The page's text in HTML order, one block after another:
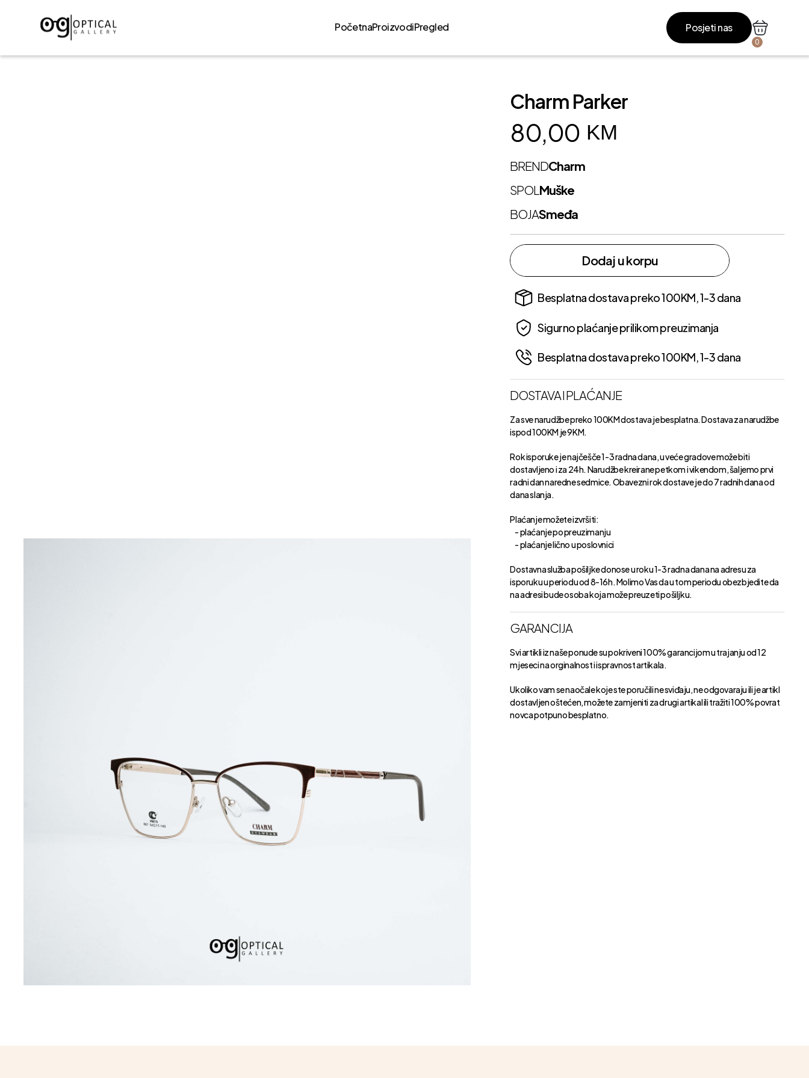
PočetnaProizvodiPregled Posjeti nas
0
Charm Parker
80,00 KM
BRENDCharm
SPOLMuške
BOJASmeđa
Dodaj u korpu
Besplatna dostava preko 100KM, 1-3 dana
Sigurno plaćanje prilikom preuzimanja
Besplatna dostava preko 100KM, 1-3 dana
DOSTAVA I PLAĆANJE
Za sve narudžbe preko 100KM dostava je besplatna. Dostava za narudžbe
ispod 100KM je 9KM.
Rok isporuke je najčešče 1-3 radna dana, u veće gradove može biti
dostavljeno i za 24h. Narudžbe kreirane petkom i vikendom, šaljemo prvi
radni dan naredne sedmice. Obavezni rok dostave je do 7 radnih dana od
dana slanja.
Plaćanje možete izvršiti:
- plaćanje po preuzimanju
- plaćanje lično u poslovnici
Dostavna služba pošiljke donose u roku 1-3 radna dana na adresu za
isporuku u periodu od 8-16h. Molimo Vas da u tom periodu obezbjedite da
na adresi bude osoba koja može preuzeti pošiljku.
GARANCIJA
Svi artikli iz naše ponude su pokriveni 100% garancijom u trajanju od 12
mjeseci na orginalnost i ispravnost artikala.
Ukoliko vam se naočale koje ste poručili ne sviđaju, ne odgovaraju ili je artikl
dostavljen oštećen, možete zamjeniti za drugi artikal ili tražiti 100% povrat
novca potpuno besplatno.